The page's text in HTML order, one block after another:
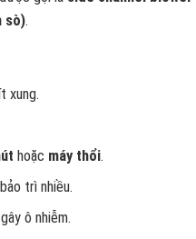
sò).
xung.
hoặc máy thổi.
trì nhiều.
ô nhiễm.